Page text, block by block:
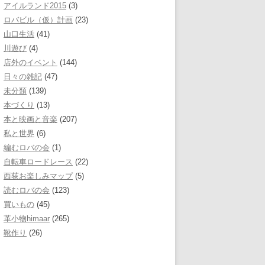
アイルランド2015 (3)
ロバビル（仮）計画 (23)
山口生活 (41)
川遊び (4)
店外のイベント (144)
日々の雑記 (47)
未分類 (139)
本づくり (13)
本と映画と音楽 (207)
私と世界 (6)
編むロバの会 (1)
自転車ロードレース (22)
西荻お楽しみマップ(5)
読むロバの会 (123)
買いもの (45)
革小物himaar (265)
靴作り (26)